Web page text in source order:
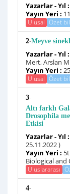
Yazarlar - Yıl :
Yayın Yeri :
Ulusal Özet
2-Meyve
Yazarlar - Yıl :
Mert, Arslan
Yayın Yeri :
Ulusal Özet
3-
Altı farklı
Drosophila
Etkisi
Yazarlar - Yıl :
25.11.2022 )
Yayın Yeri :
Biological and
Uluslararası
4-